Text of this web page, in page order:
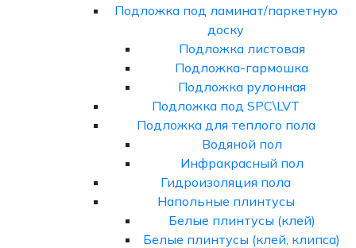
Подложка под ламинат/паркетную
доску
Подложка листовая
Подложка-гармошка
Подложка рулонная
Подложка под SPC\LVT
Подложка для теплого пола
Водяной пол
Инфракрасный пол
Гидроизоляция пола
Напольные плинтусы
Белые плинтусы (клей)
Белые плинтусы (клей, клипса)